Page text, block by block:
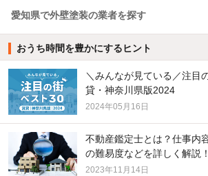
愛知県で外壁塗装の業者を探す
おうち時間を豊かにするヒント
＼みんなが見ている／注目
貸・神奈川県版2024
2024年05月16日
不動産鑑定士とは？仕事内
の難易度などを詳しく解説！
2023年11月14日